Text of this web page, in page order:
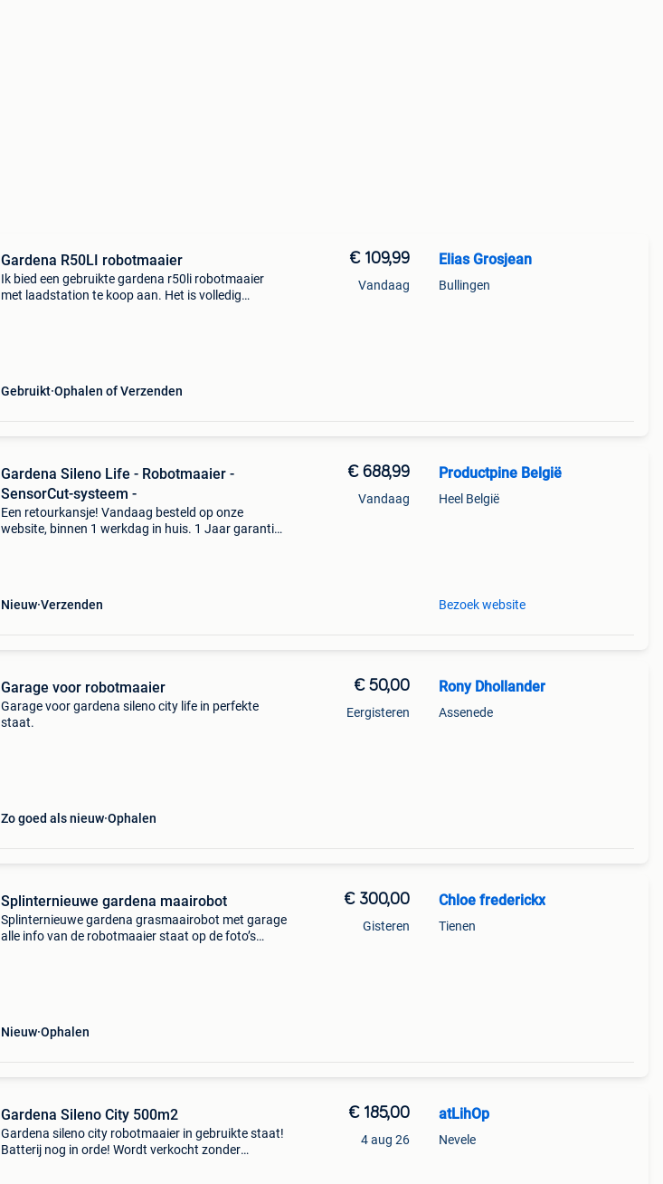
Gardena R50LI robotmaaier
Ik bied een gebruikte gardena r50li robotmaaier
met laadstation te koop aan. Het is volledig
Gebruikt Ophalen of Verzenden
€ 109,99
Vandaag
Elias Grosjean
Bullingen
Gardena Sileno Life - Robotmaaier -
SensorCut-systeem -
Een retourkansje! Vandaag besteld op onze
website, binnen 1 werkdag in huis. 1 Jaar garantie.
Nieuw Verzenden
€ 688,99
Vandaag
Productpine België
Heel België
Bezoek website
Garage voor robotmaaier
Garage voor gardena sileno city life in perfekte
staat.
Zo goed als nieuw Ophalen
€ 50,00
Eergisteren
Rony Dhollander
Assenede
Splinternieuwe gardena maairobot
Splinternieuwe gardena grasmaairobot met garage
alle info van de robotmaaier staat op de foto’s
Nieuw Ophalen
€ 300,00
Gisteren
Chloe frederickx
Tienen
Gardena Sileno City 500m2
Gardena sileno city robotmaaier in gebruikte staat!
Batterij nog in orde! Wordt verkocht zonder
€ 185,00
4 aug 26
atLihOp
Nevele